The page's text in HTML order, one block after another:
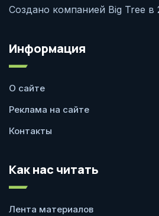
Создано компанией Big Tree в
Информация
О сайте
Реклама на сайте
Контакты
Как нас читать
Лента материалов